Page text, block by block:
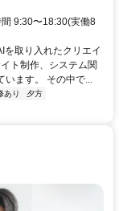
9:30〜18:30(実働8
取り入れたクリエイ
ト制作、システム関
います。 その中で...
あり
夕方